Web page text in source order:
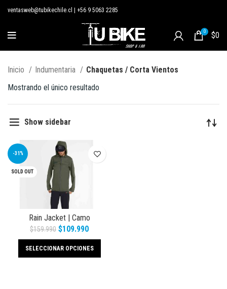
ventasweb@tubikechile.cl +56 9 5063 2285
0 $0
Inicio Indumentaria
Chaquetas / Corta Vientos
Mostrando el único resultado
Show sidebar
-31%
SOLD OUT
Rain Jacket | Camo
$159.990 $109.990
SELECCIONAR OPCIONES